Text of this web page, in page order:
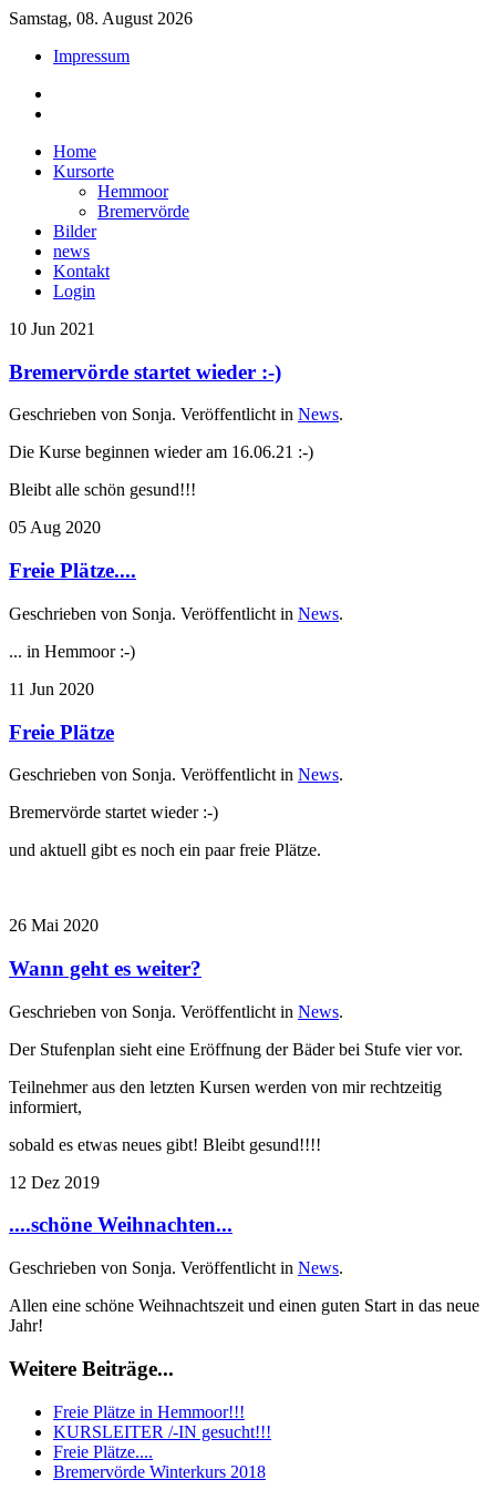
Samstag, 08. August 2026
Impressum
Home
Kursorte
Hemmoor
Bremervörde
Bilder
news
Kontakt
Login
10 Jun 2021
Bremervörde startet wieder :-)
Geschrieben von Sonja. Veröffentlicht in News.
Die Kurse beginnen wieder am 16.06.21 :-)
Bleibt alle schön gesund!!!
05Aug 2020
Freie Plätze....
Geschrieben von Sonja. Veröffentlicht in News.
... in Hemmoor :-)
11 Jun 2020
Freie Plätze
Geschrieben von Sonja. Veröffentlicht in News.
Bremervörde startet wieder :-)
und aktuell gibt es noch ein paar freie Plätze.
26 Mai 2020
Wann geht es weiter?
Geschrieben von Sonja. Veröffentlicht in News.
Der Stufenplan sieht eine Eröffnung der Bäder bei Stufe vier vor.
Teilnehmer aus den letzten Kursen werden von mir rechtzeitig
informiert,
sobald es etwas neues gibt! Bleibt gesund!!!!
12 Dez 2019
....schöne Weihnachten...
Geschrieben von Sonja. Veröffentlicht in News.
Allen eine schöne Weihnachtszeit und einen guten Start in das neue
Jahr!
Weitere Beiträge...
Freie Plätze in Hemmoor!!!
KURSLEITER /-IN gesucht!!!
Freie Plätze....
Bremervörde Winterkurs 2018